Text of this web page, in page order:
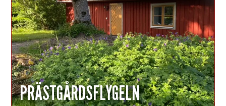
PRÄSTGÅRDSFLYGELN